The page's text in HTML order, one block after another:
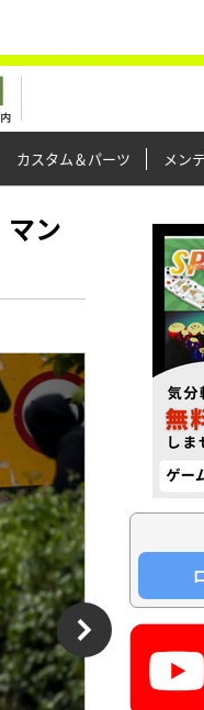
カスタム＆パーツ メン
ン